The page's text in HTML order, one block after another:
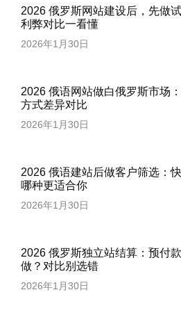
2026 俄罗斯网站建设后，先做
利弊对比一看懂
2026年1月30日
2026 俄语网站做白俄罗斯市场
方式差异对比
2026年1月30日
2026 俄语建站后做客户筛选：
哪种更适合你
2026年1月30日
2026 俄罗斯独立站结算：预付
做？对比别选错
2026年1月30日